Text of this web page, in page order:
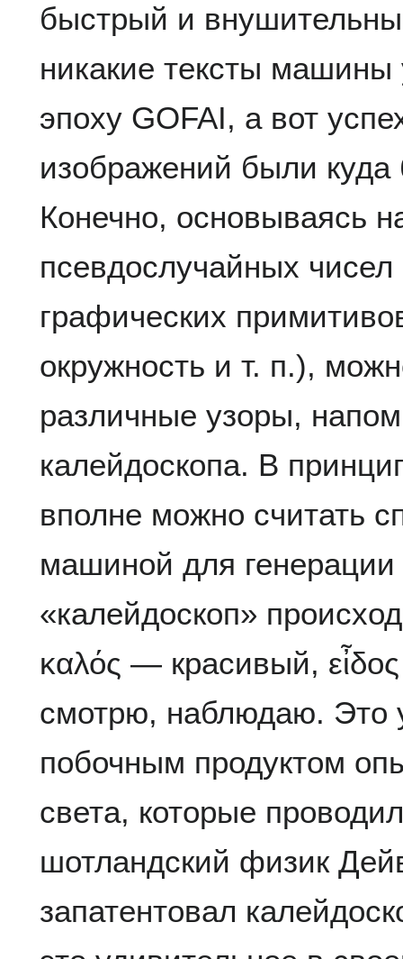
быстрый и
никакие тексты
эпоху GOFAI, а вот
изображений были
Конечно, основываясь
псевдослучайных
графических
окружность и т. п.),
различные узоры,
калейдоскопа. В
вполне можно считать
машиной для
«калейдоскоп»
καλός — красивый,
смотрю, наблюдаю. Это
побочным продуктом
света, которые
шотландский физик
запатентовал